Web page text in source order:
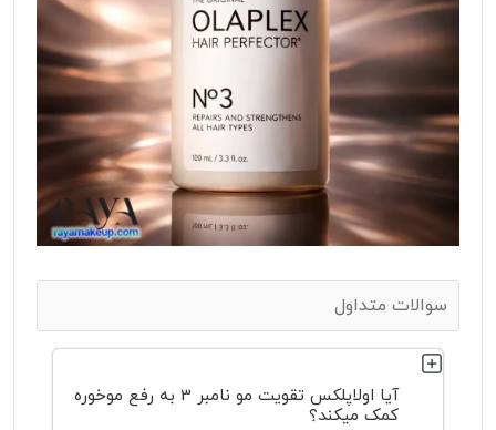
سوالات متداول
آیا اولاپلکس تقویت مو نامبر 3 به رفع موخوره
کمک میکند؟